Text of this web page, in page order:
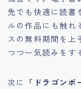
先でも快適に読書
ルの作品にも触れ
スの無料期間を上
つつ一気読みをす
次に『 ドラゴンボ